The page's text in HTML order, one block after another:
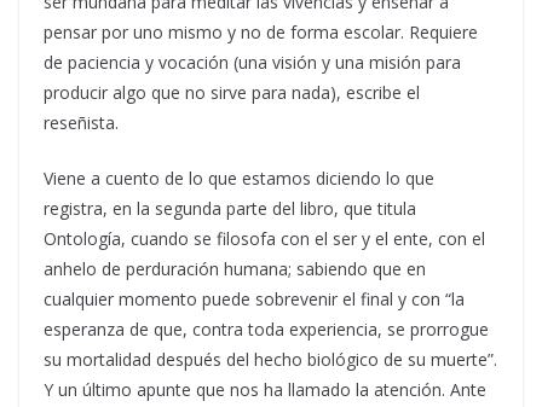
pensar por uno mismo y no de forma escolar. Requiere
de paciencia y vocación (una visión y una misión para
producir algo que no sirve para nada), escribe el
reseñista.
Viene a cuento de lo que estamos diciendo lo que
registra, en la segunda parte del libro, que titula
Ontología, cuando se filosofa con el ser y el ente, con el
anhelo de perduración humana; sabiendo que en
cualquier momento puede sobrevenir el final y con “la
esperanza de que, contra toda experiencia, se prorrogue
su mortalidad después del hecho biológico de su muerte”.
Y un último apunte que nos ha llamado la atención. Ante